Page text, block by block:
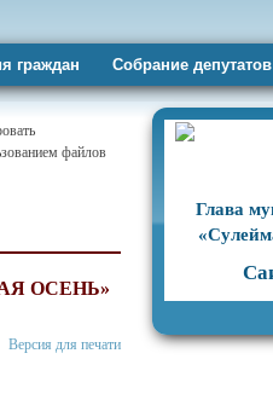
граждан Собрание депутатов
файлов
ОСЕНЬ»
Версия для печати
Глава